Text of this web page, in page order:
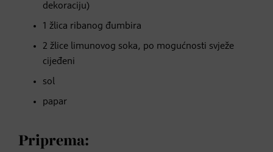
dekoraciju)
1 žlica ribanog đumbira
2 žlice limunovog soka, po mogućnosti svježe
cijeđeni
sol
papar
Priprema: